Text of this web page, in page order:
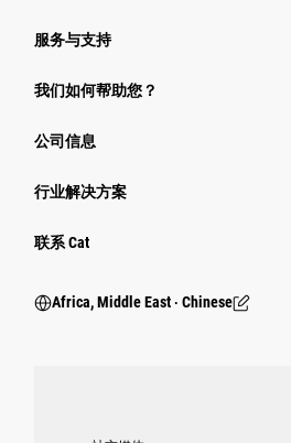
服务与支持
我们如何帮助您？
公司信息
行业解决方案
行业
联系 Cat
Africa, Middle East ‧ Chinese